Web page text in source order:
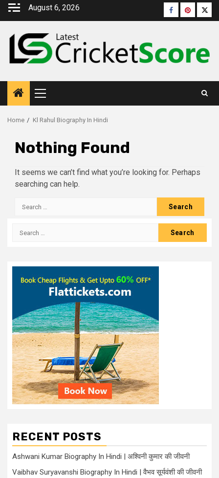
August 6, 2026
Home Kl Rahul Biography In Hindi
Nothing Found
It seems we can’t find what you’re looking for. Perhaps
searching can help.
RECENT POSTS
Ashwani Kumar Biography In Hindi | अश्विनी कुमार की जीवनी
Vaibhav Suryavanshi Biography In Hindi | वैभव सूर्यवंशी की जीवनी